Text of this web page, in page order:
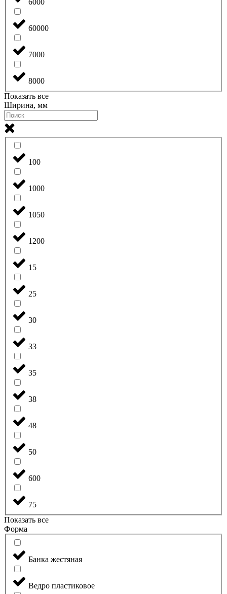
60000
7000
8000
Показать все
Ширина, мм
100
1000
1050
1200
15
25
30
33
35
38
48
50
600
75
Показать все
Форма
Банка жестяная
Ведро пластиковое